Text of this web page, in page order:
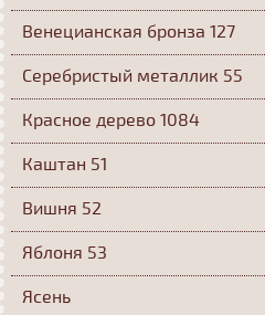
Венецианская бронза 127
Серебристый металлик 55
Красное дерево 1084
Каштан 51
Вишня 52
Яблоня 53
Ясень